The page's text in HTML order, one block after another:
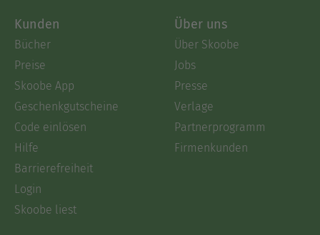
Kunden
Bücher
Preise
Skoobe App
Geschenkgutscheine
Code einlösen
Hilfe
Barrierefreiheit
Login
Skoobe liest
Über uns
Über Skoobe
Jobs
Presse
Verlage
Partnerprogramm
Firmenkunden